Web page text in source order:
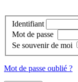
Identifiant
Mot de passe
Se souvenir de moi
Mot de passe oublié ?